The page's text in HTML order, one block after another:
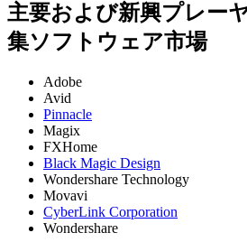
主要および新興プレー
集ソフトウェア市場
Adobe
Avid
Pinnacle
Magix
FXHome
Black Magic Design
Wondershare Technology
Movavi
CyberLink Corporation
Wondershare